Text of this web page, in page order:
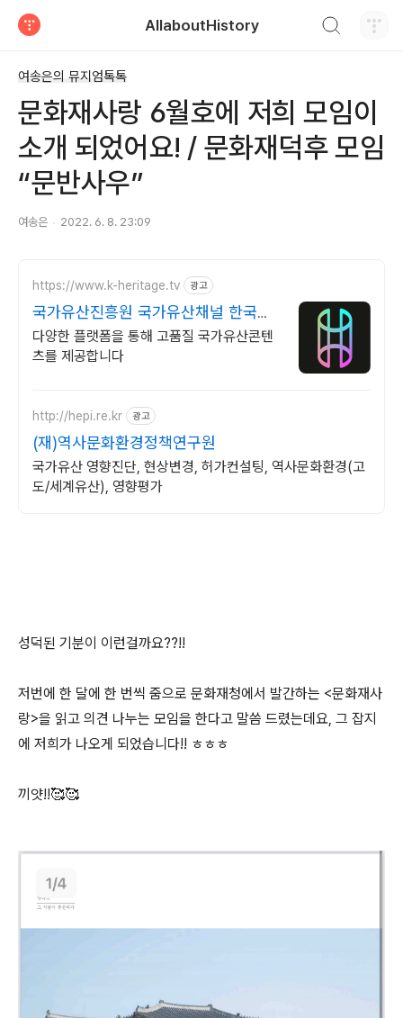
AllaboutHistory
여송은의 뮤지엄톡톡
문화재사랑 6월호에 저희 모임이
소개 되었어요! / 문화재덕후 모임
“문반사우”
여송은 2022. 6. 8. 23:09
https://www.k-heritage.tv 광고
국가유산진흥원 국가유산채널 한국의
세계유산 영상
다양한 플랫폼을 통해 고품질 국가유산콘텐
츠를 제공합니다
http://hepi.re.kr 광고
(재)역사문화환경정책연구원
국가유산 영향진단, 현상변경, 허가컨설팅, 역사문화환경(고
도/세계유산), 영향평가
성덕된 기분이 이런걸까요??!!
저번에 한 달에 한 번씩 줌으로 문화재청에서 발간하는 <문화재사
랑>을 읽고 의견 나누는 모임을 한다고 말씀 드렸는데요, 그 잡지
에 저희가 나오게 되었습니다!! ㅎㅎㅎ
끼얏!!🥰🥰